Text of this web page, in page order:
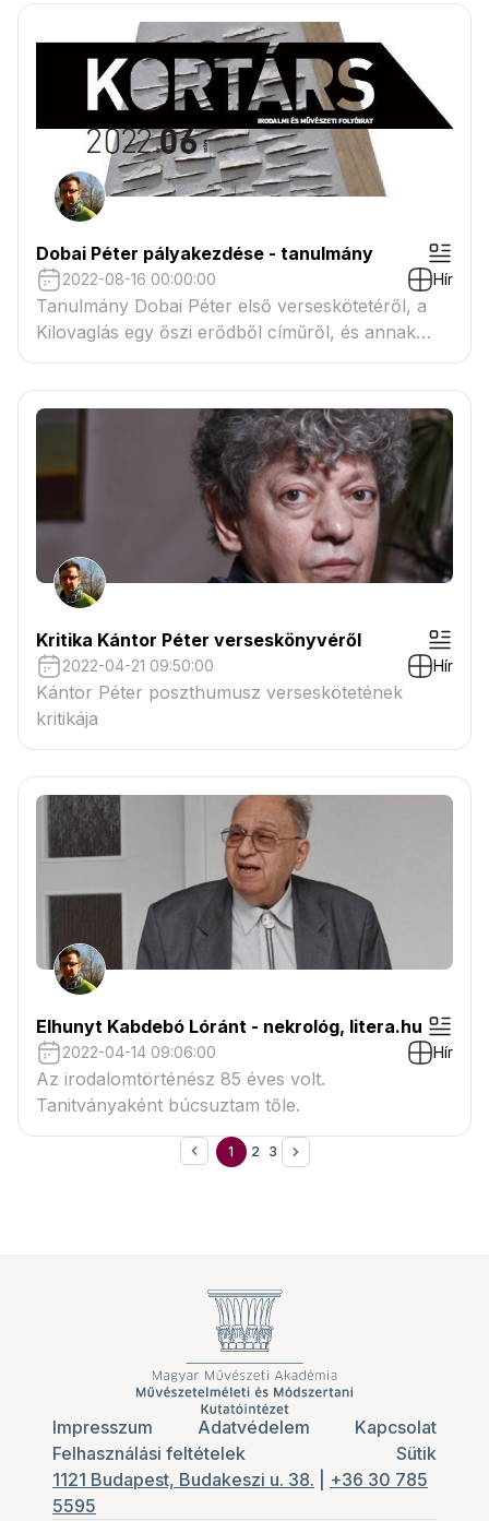
vonatkozó részleteit közlöm újra két nyelven.
Dobai Péter pályakezdése - tanulmány
2022-08-16 00:00:00 Hír
Tanulmány Dobai Péter első verseskötetéről, a
Kilovaglás egy őszi erődből címűről, és annak
kontextusairól
Kritika Kántor Péter verseskönyvéről
2022-04-21 09:50:00 Hír
Kántor Péter poszthumusz verseskötetének
kritikája
Elhunyt Kabdebó Lóránt - nekrológ, litera.hu
2022-04-14 09:06:00 Hír
Az irodalomtörténész 85 éves volt.
Tanitványaként búcsuztam tőle.
1 2 3
Impresszum Adatvédelem
Kapcsolat
Felhasználási feltételek
Sütik
1121 Budapest, Budakeszi u. 38.
+36 30 785
5595